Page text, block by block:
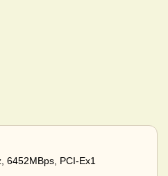
6452MBps, PCI-Ex1